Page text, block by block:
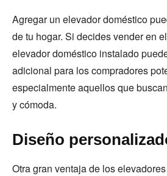
Agregar un elevador doméstico
de tu hogar. Si decides vender en
elevador doméstico instalado
adicional para los compradores
especialmente aquellos que
y cómoda.
Diseño
Otra gran ventaja de los